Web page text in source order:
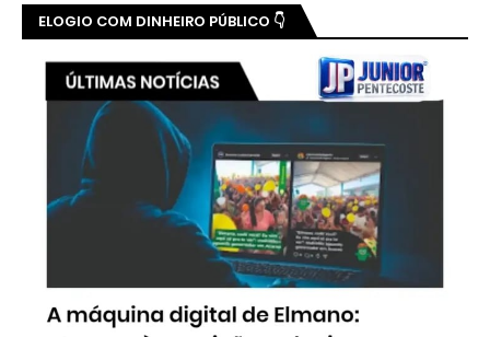
ELOGIO COM DINHEIRO PÚBLICO 👇